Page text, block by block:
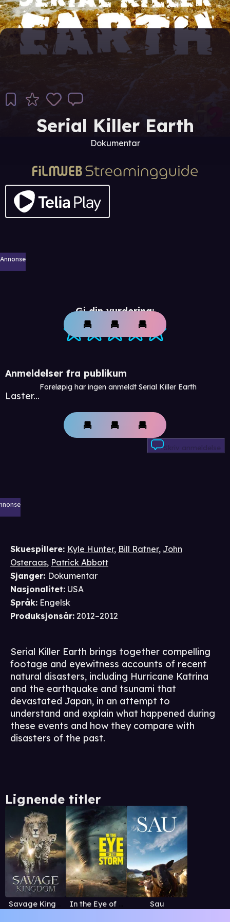
Serial Killer Earth
Dokumentar
Annonse
Gi din vurdering:
Anmeldelser fra publikum
Laster...
Foreløpig har ingen anmeldt Serial Killer Earth
Skriv anmeldelse
Skuespillere: Kyle Hunter, Bill Ratner, John
Osteraas, Patrick Abbott
Sjanger: Dokumentar
Nasjonalitet: USA
Språk: Engelsk
Produksjonsår: 2012–2012
Serial Killer Earth brings together compelling
footage and eyewitness accounts of recent
natural disasters, including Hurricane Katrina
and the earthquake and tsunami that
devastated Japan, in an attempt to
understand and explain what happened during
these events and how they compare with
disasters of the past.
Lignende titler
Savage Kingdom In the Eye of the Storm Sau